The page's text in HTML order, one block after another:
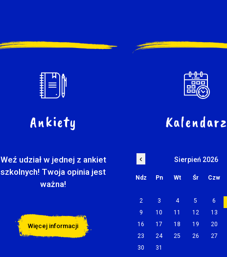
Ankiety
Weź udział w jednej z ankiet
szkolnych! Twoja opinia jest
ważna!
Więcej informacji
Kalendarz
‹ Sierpień 2026
Ndz Pn Wt Śr Czw
2
3 4 5 6
9
10 11 12 13
16
17 18 19 20
23
24 25 26 27
30
31